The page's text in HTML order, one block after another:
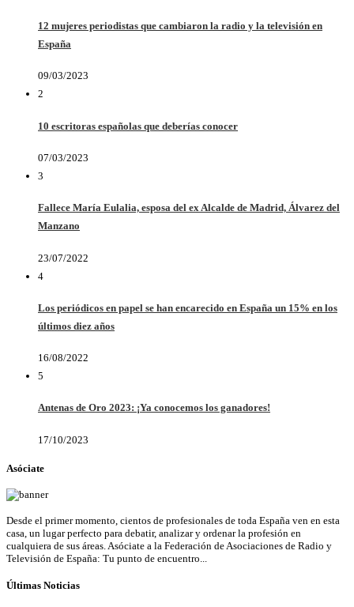
12 mujeres periodistas que cambiaron la radio y la televisión en
España
09/03/2023
2
10 escritoras españolas que deberías conocer
07/03/2023
3
Fallece María Eulalia, esposa del ex Alcalde de Madrid, Álvarez del
Manzano
23/07/2022
4
Los periódicos en papel se han encarecido en España un 15% en los
últimos diez años
16/08/2022
5
Antenas de Oro 2023: ¡Ya conocemos los ganadores!
17/10/2023
Asóciate
Desde el primer momento, cientos de profesionales de toda España ven en esta
casa, un lugar perfecto para debatir, analizar y ordenar la profesión en
cualquiera de sus áreas. Asóciate a la Federación de Asociaciones de Radio y
Televisión de España: Tu punto de encuentro...
Últimas Noticias